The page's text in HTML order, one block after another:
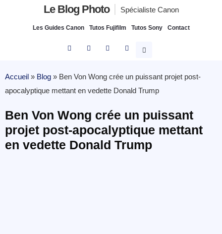
Le Blog Photo Spécialiste Canon
Les Guides Canon Tutos Fujifilm Tutos Sony Contact
Accueil » Blog » Ben Von Wong crée un puissant projet post-
apocalyptique mettant en vedette Donald Trump
Ben Von Wong crée un puissant
projet post-apocalyptique mettant
en vedette Donald Trump